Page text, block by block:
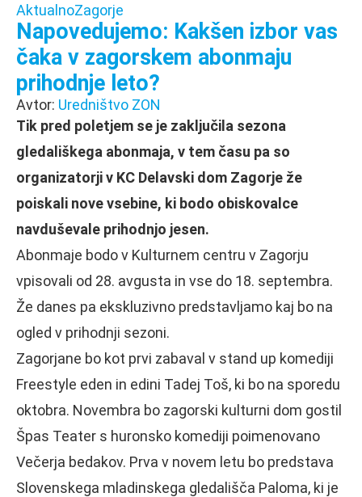
AktualnoZagorje
Napovedujemo: Kakšen izbor vas
čaka v zagorskem abonmaju
prihodnje leto?
Avtor: Uredništvo ZON
Tik pred poletjem se je zaključila sezona
gledališkega abonmaja, v tem času pa so
organizatorji v KC Delavski dom Zagorje že
poiskali nove vsebine, ki bodo obiskovalce
navduševale prihodnjo jesen.
Abonmaje bodo v Kulturnem centru v Zagorju
vpisovali od 28. avgusta in vse do 18. septembra.
Že danes pa ekskluzivno predstavljamo kaj bo na
ogled v prihodnji sezoni.
Zagorjane bo kot prvi zabaval v stand up komediji
Freestyle eden in edini Tadej Toš, ki bo na sporedu
oktobra. Novembra bo zagorski kulturni dom gostil
Špas Teater s huronsko komediji poimenovano
Večerja bedakov. Prva v novem letu bo predstava
Slovenskega mladinskega gledališča Paloma, ki je